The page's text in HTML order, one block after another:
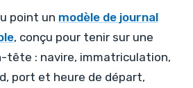
point un modèle de journal
, conçu pour tenir sur une
tête : navire, immatriculation,
port et heure de départ,